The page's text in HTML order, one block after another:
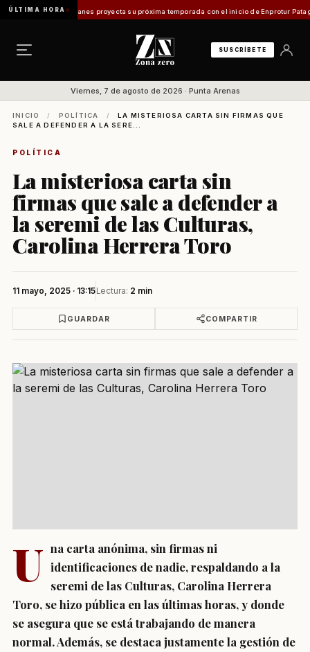
ÚLTIMA HORA
en Magallanes proyecta su próxima temporada con el inicio de Enprotur Patagonia
SUSCRÍBETE
Viernes, 7 de agosto de 2026 · Punta Arenas
INICIO / POLÍTICA /
LA MISTERIOSA CARTA SIN FIRMAS QUE
SALE A DEFENDER A LA SERE...
POLÍTICA
La misteriosa carta sin
firmas que sale a defender a
la seremi de las Culturas,
Carolina Herrera Toro
11 mayo, 2025 · 13:15Lectura: 2 min
GUARDAR COMPARTIR
U na carta anónima, sin firmas ni
identificaciones de nadie, respaldando a la
seremi de las Culturas, Carolina Herrera
Toro, se hizo pública en las últimas horas, y donde
se asegura que se está trabajando de manera
normal. Además, se destaca justamente la gestión de